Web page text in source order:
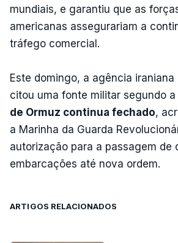
mundiais, e garantiu que as
americanas assegurariam a
tráfego comercial.
Este domingo, a agência iraniana
citou uma fonte militar segundo a
de Ormuz continua fechado,
a Marinha da Guarda
autorização para a passagem de
embarcações até nova ordem.
ARTIGOS RELACIONADOS